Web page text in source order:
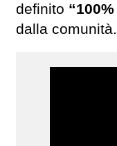
definito
dalla comunità.